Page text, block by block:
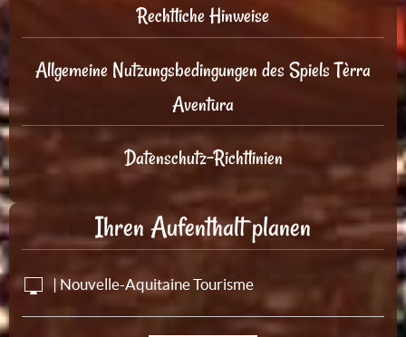
Rechtliche Hinweise
Allgemeine Nutzungsbedingungen des Spiels Tèrra
Aventura
Datenschutz-Richtlinien
Ihren Aufenthalt planen
| Nouvelle-Aquitaine Tourisme